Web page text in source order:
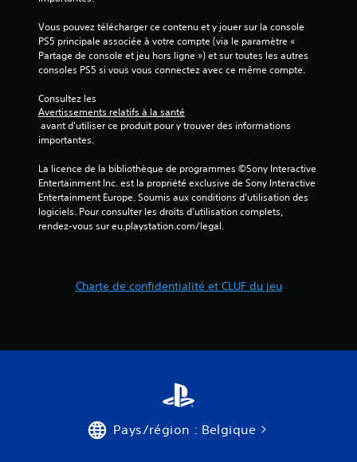
0
v
s
Vous pouvez télécharger ce contenu et y jouer sur la console
PS5 principale associée à votre compte (via le paramètre «
Partage de console et jeu hors ligne ») et sur toutes les autres
consoles PS5 si vous vous connectez avec ce même compte.
Consultez les
Avertissements relatifs à la santé
importantes.
La licence de la bibliothèque de programmes ©Sony Interactive
Entertainment Inc. est la propriété exclusive de Sony Interactive
Entertainment Europe. Soumis aux conditions d’utilisation des
logiciels. Pour consulter les droits d’utilisation complets,
rendez-vous sur eu.playstation.com/legal.
Charte de confidentialité et CLUF du jeu
Pays/région : Belgique